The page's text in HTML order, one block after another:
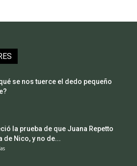
se nos tuerce el dedo pequeño
la prueba de que Juana Repetto
de Nico, y no de...